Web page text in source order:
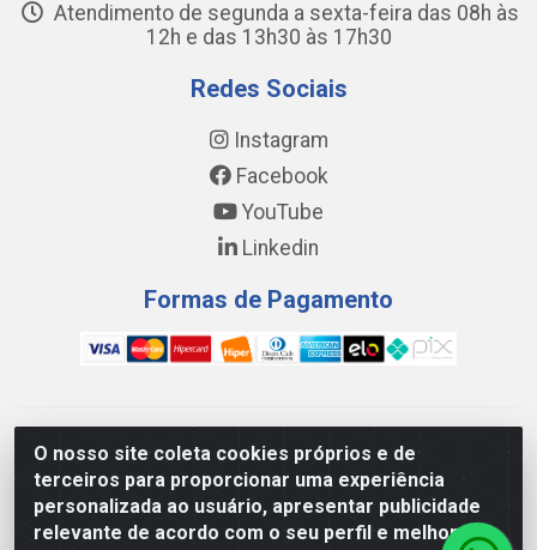
O nosso site coleta cookies próprios e de
terceiros para proporcionar uma experiência
personalizada ao usuário, apresentar publicidade
relevante de acordo com o seu perfil e melhorar a
Atendimento de segunda a sexta-feira das 08h às
12h e das 13h30 às 17h30
Redes Sociais
Instagram
Facebook
YouTube
Linkedin
Formas de Pagamento
WING DISTRIBUIDORA COMÉRCIO E LOGÍSTICA DE MATERIAL
DE CONSTRUÇÕES LTDA - AV. DA INTEGRAÇÃO, 790 -
PATRÍCIA GOMES, CAUCAIA/CE - CEP 61.604-505 - CNPJ
17.523.384/0001-20